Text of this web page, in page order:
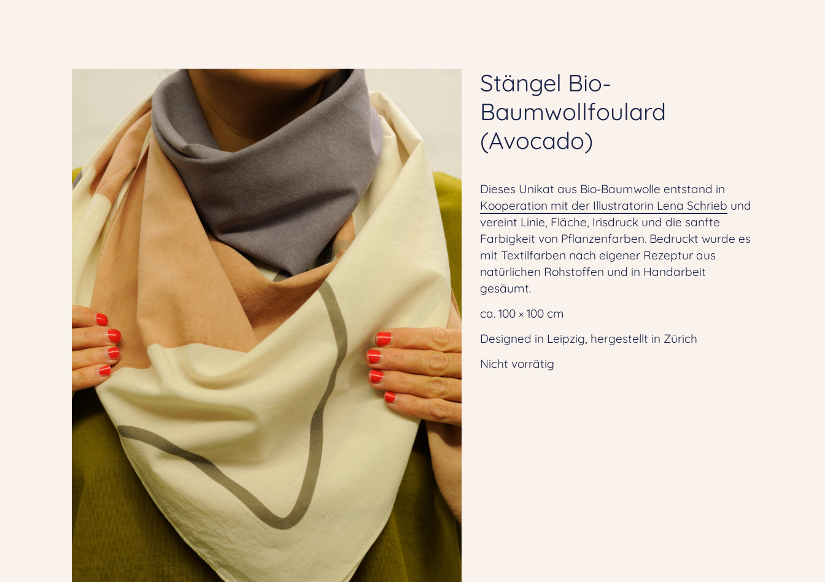
Stängel Bio-
Baumwollfoulard
(Avocado)
Dieses Unikat aus Bio-Baumwolle entstand in
Kooperation mit der Illustratorin Lena Schrieb und
vereint Linie, Fläche, Irisdruck und die sanfte
Farbigkeit von Pflanzenfarben. Bedruckt wurde es
mit Textilfarben nach eigener Rezeptur aus
natürlichen Rohstoffen und in Handarbeit
gesäumt.
ca. 100 × 100 cm
Designed in Leipzig, hergestellt in Zürich
Nicht vorrätig